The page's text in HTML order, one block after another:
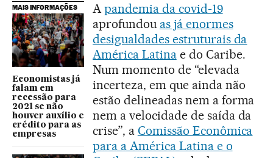
MAIS INFORMAÇÕES
Economistas já
falam em
recessão para
2021 se não
houver auxílio e
crédito para as
empresas
Apandemia da covid-19
aprofundou as já enormes
desigualdades estruturais da
América Latinae do Caribe.
Num momento de “elevada
incerteza, em que ainda não
estão delineadas nem a forma
nem a velocidade de saída da
crise”, a Comissão Econômica
para a América Latina e o